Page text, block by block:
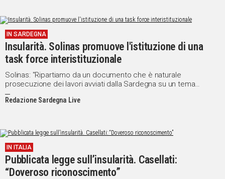
VIDEO
Vai
Social
IN SARDEGNA
Insularità. Solinas promuove l'istituzione di una
task force interistituzionale
Solinas: "Ripartiamo da un documento che è naturale
prosecuzione dei lavori avviati dalla Sardegna su un tema
strategico per il futuro di oltre 20 milioni di cittadini che vivono
nelle regioni insulari"
Redazione Sardegna Live
IN ITALIA
Pubblicata legge sull’insularità. Casellati:
“Doveroso riconoscimento”